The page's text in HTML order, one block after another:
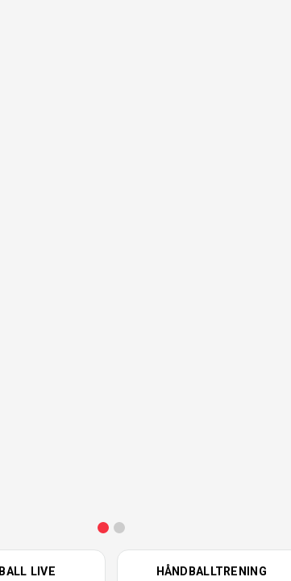
LIVE HÅNDBALLTRENING